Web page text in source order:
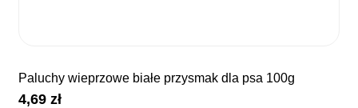
paluchy wieprzowe białe przysmak dla psa 100g
4,69zł